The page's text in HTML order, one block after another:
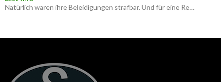
Natürlich waren ihre Beleidigungen strafbar. Und für eine Re…